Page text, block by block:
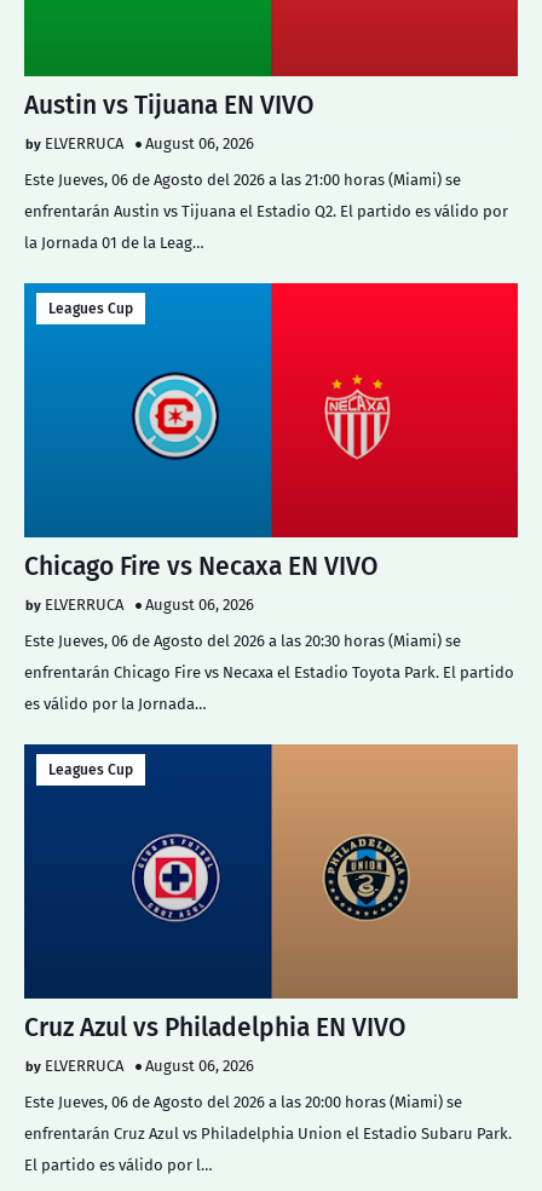
Austin vs Tijuana EN VIVO
ELVERRUCA
August 06, 2026
Este Jueves, 06 de Agosto del 2026 a las 21:00 horas (Miami) se
enfrentarán Austin vs Tijuana el Estadio Q2. El partido es válido por
la Jornada 01 de la Leag…
Leagues Cup
Chicago Fire vs Necaxa EN VIVO
ELVERRUCA
August 06, 2026
Este Jueves, 06 de Agosto del 2026 a las 20:30 horas (Miami) se
enfrentarán Chicago Fire vs Necaxa el Estadio Toyota Park. El partido
es válido por la Jornada…
Leagues Cup
Cruz Azul vs Philadelphia EN VIVO
ELVERRUCA
August 06, 2026
Este Jueves, 06 de Agosto del 2026 a las 20:00 horas (Miami) se
enfrentarán Cruz Azul vs Philadelphia Union el Estadio Subaru Park.
El partido es válido por l…